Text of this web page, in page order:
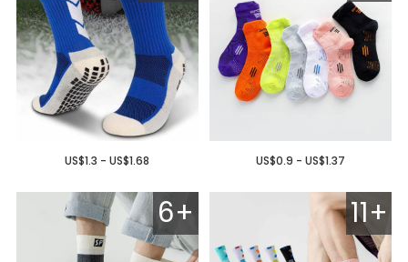
US$1.3 - US$1.68 US$0.9 - US$1.37
6+ 11+